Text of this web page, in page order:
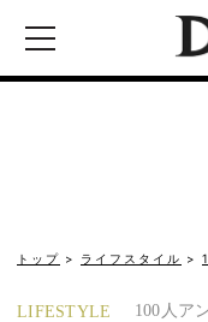
トップ ライフスタイル
LIFESTYLE 100人ア